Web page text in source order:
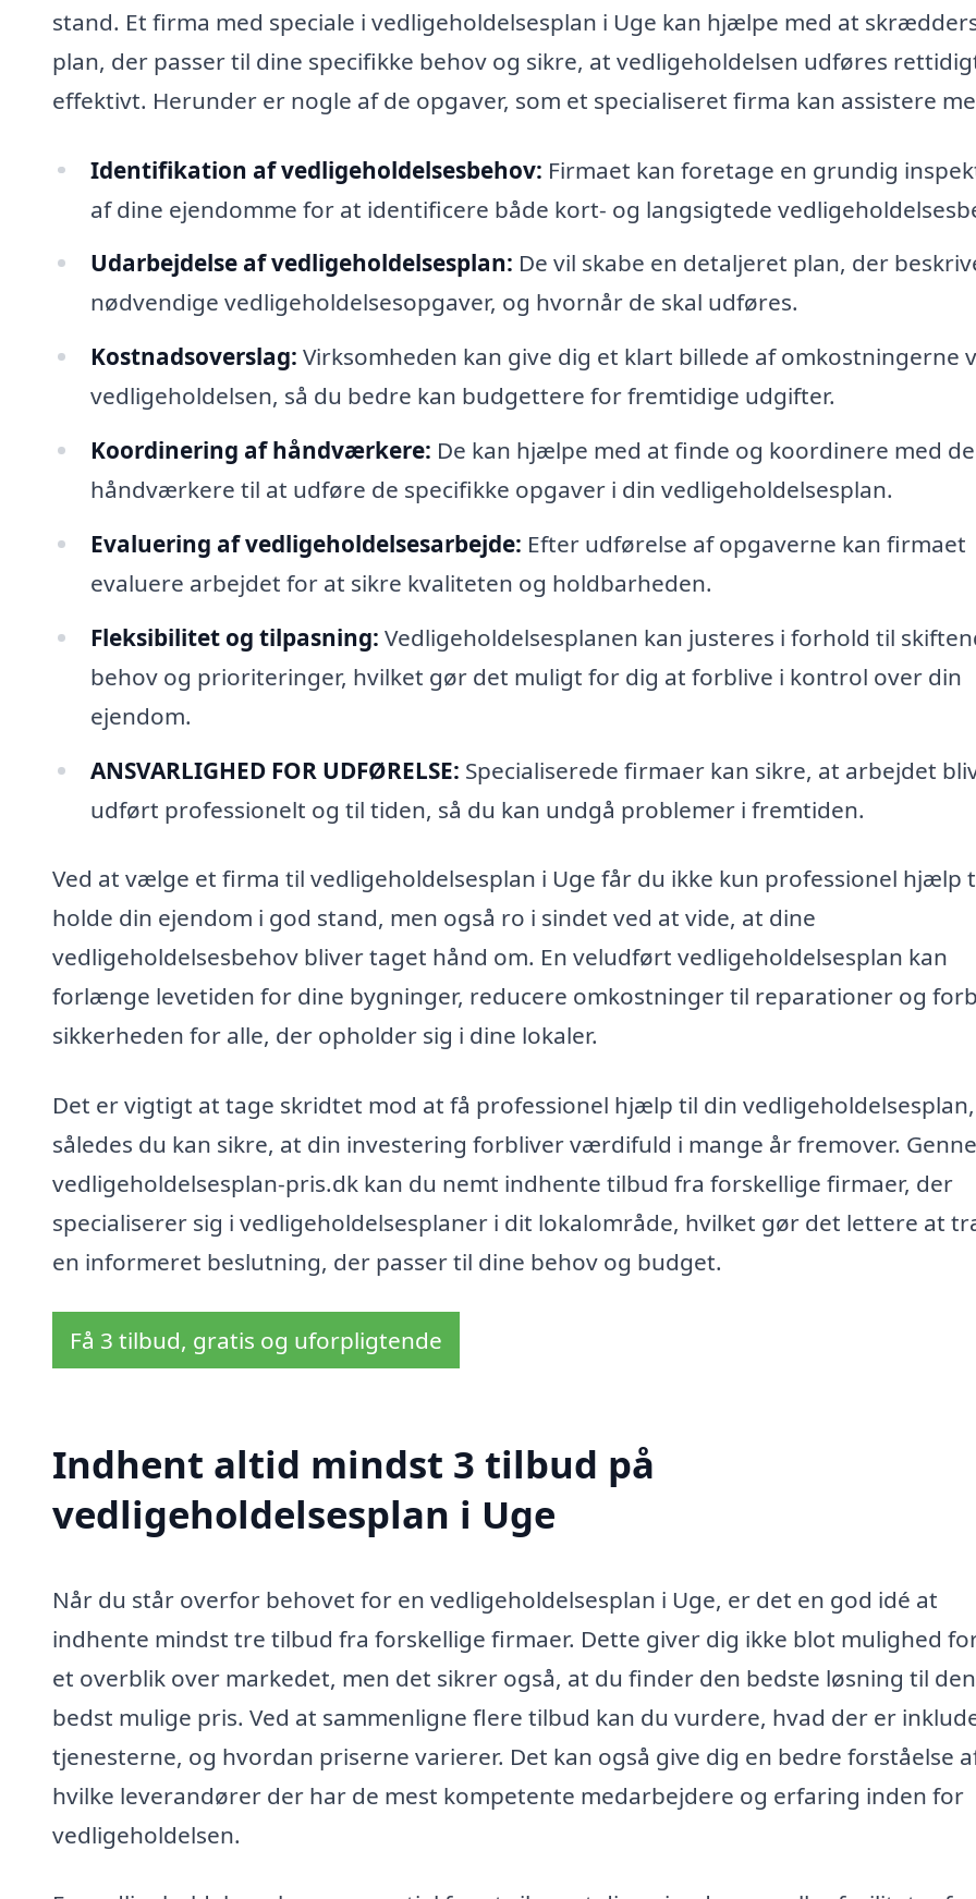
stand. Et firma med speciale i vedligeholdelsesplan i Uge kan hjælpe med at
plan, der passer til dine specifikke behov og sikre, at vedligeholdelsen udføres
effektivt. Herunder er nogle af de opgaver, som et specialiseret firma kan assistere
Identifikation af vedligeholdelsesbehov: Firmaet kan foretage en grundig
af dine ejendomme for at identificere både kort- og langsigtede
Udarbejdelse af vedligeholdelsesplan: De vil skabe en detaljeret plan, der
nødvendige vedligeholdelsesopgaver, og hvornår de skal udføres.
Kostnadsoverslag: Virksomheden kan give dig et klart billede af omkostningerne
vedligeholdelsen, så du bedre kan budgettere for fremtidige udgifter.
Koordinering af håndværkere: De kan hjælpe med at finde og koordinere med
håndværkere til at udføre de specifikke opgaver i din vedligeholdelsesplan.
Evaluering af vedligeholdelsesarbejde: Efter udførelse af opgaverne kan firmaet
evaluere arbejdet for at sikre kvaliteten og holdbarheden.
Fleksibilitet og tilpasning: Vedligeholdelsesplanen kan justeres i forhold til
behov og prioriteringer, hvilket gør det muligt for dig at forblive i kontrol over din
ejendom.
ANSVARLIGHED FOR UDFØRELSE: Specialiserede firmaer kan sikre, at arbejdet
udført professionelt og til tiden, så du kan undgå problemer i fremtiden.
Ved at vælge et firma til vedligeholdelsesplan i Uge får du ikke kun professionel hjælp
holde din ejendom i god stand, men også ro i sindet ved at vide, at dine
vedligeholdelsesbehov bliver taget hånd om. En veludført vedligeholdelsesplan kan
forlænge levetiden for dine bygninger, reducere omkostninger til reparationer og
sikkerheden for alle, der opholder sig i dine lokaler.
Det er vigtigt at tage skridtet mod at få professionel hjælp til din vedligeholdelsesplan,
således du kan sikre, at din investering forbliver værdifuld i mange år fremover.
vedligeholdelsesplan-pris.dk kan du nemt indhente tilbud fra forskellige firmaer, der
specialiserer sig i vedligeholdelsesplaner i dit lokalområde, hvilket gør det lettere at
en informeret beslutning, der passer til dine behov og budget.
Få 3 tilbud, gratis og uforpligtende
Indhent altid mindst 3 tilbud på
vedligeholdelsesplan i Uge
Når du står overfor behovet for en vedligeholdelsesplan i Uge, er det en god idé at
indhente mindst tre tilbud fra forskellige firmaer. Dette giver dig ikke blot mulighed
et overblik over markedet, men det sikrer også, at du finder den bedste løsning til den
bedst mulige pris. Ved at sammenligne flere tilbud kan du vurdere, hvad der er
tjenesterne, og hvordan priserne varierer. Det kan også give dig en bedre forståelse
hvilke leverandører der har de mest kompetente medarbejdere og erfaring inden for
vedligeholdelsen.